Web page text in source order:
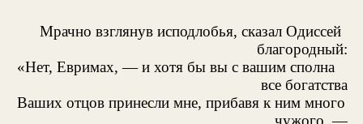
Мрачно взглянув исподлобья, сказал Одиссей
благородный:
«Нет, Евримах, — и хотя бы вы с вашим сполна
все богатства
Ваших отцов принесли мне, прибавя к ним много
чужого, —